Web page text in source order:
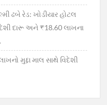
ઢબે રેડ: ખોડીયાર હોટલ
દારૂ અને ₹18.60 લાખના
મુદ્દા માલ સાથે વિદેશી